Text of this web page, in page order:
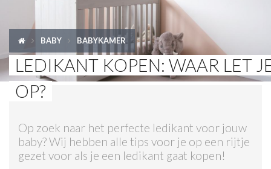
KIND
LIFESTYLE
SHOPS
ACTIES & KORTING
BABY BABYKAMER
LEDIKANT KOPEN: WAAR LET
OP?
Op zoek naar het perfecte ledikant voor jouw
baby? Wij hebben alle tips voor je op een rijtje
gezet voor als je een ledikant gaat kopen!